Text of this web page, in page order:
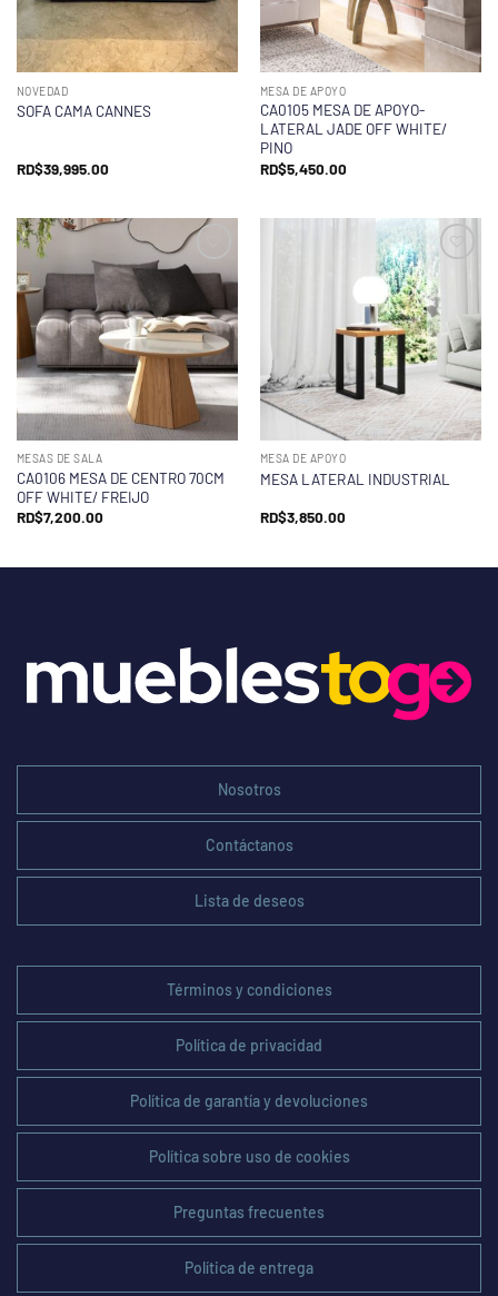
NOVEDAD
SOFA CAMA CANNES
RD$39,995.00
MESA DE APOYO
CA0105 MESA DE APOYO-
LATERAL JADE OFF WHITE/
PINO
RD$5,450.00
MESAS DE SALA
CA0106 MESA DE CENTRO 70CM
OFF WHITE/ FREIJO
RD$7,200.00
MESA DE APOYO
MESA LATERAL INDUSTRIAL
RD$3,850.00
Nosotros
Contáctanos
Lista de deseos
Términos y condiciones
Política de privacidad
Política de garantía y devoluciones
Política sobre uso de cookies
Preguntas frecuentes
Política de entrega